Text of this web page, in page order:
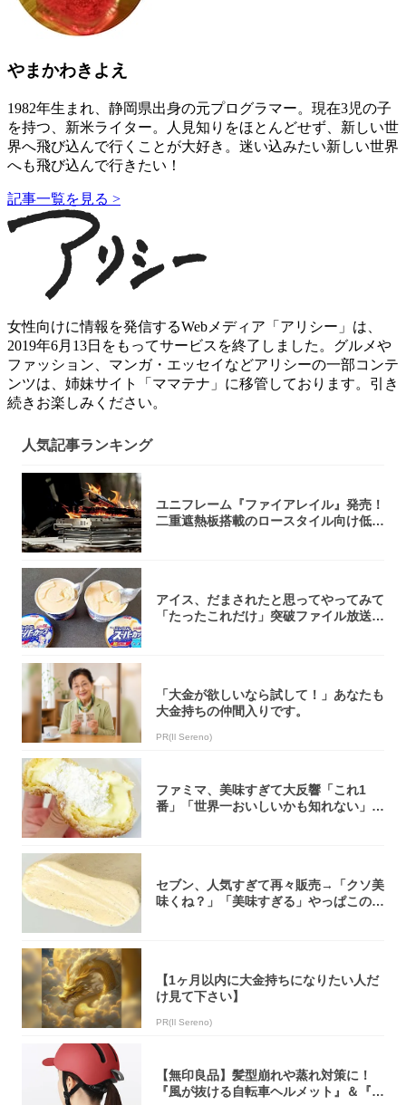
やまかわきよえ
1982年生まれ、静岡県出身の元プログラマー。現在3児の子
を持つ、新米ライター。人見知りをほとんどせず、新しい世
界へ飛び込んで行くことが大好き。迷い込みたい新しい世界
へも飛び込んで行きたい！
記事一覧を見る >
女性向けに情報を発信するWebメディア「アリシー」は、
2019年6月13日をもってサービスを終了しました。グルメや
ファッション、マンガ・エッセイなどアリシーの一部コンテ
ンツは、姉妹サイト「ママテナ」に移管しております。引き
続きお楽しみください。
人気記事ランキング
ユニフレーム『ファイアレイル』発売！
二重遮熱板搭載のロースタイル向け低型
アイス、だまされたと思ってやってみて
「たったこれだけ」突破ファイル放送で
「大金が欲しいなら試して！」あなたも
大金持ちの仲間入りです。
PR(Il Sereno)
ファミマ、美味すぎて大反響「これ1
番」「世界一おいしいかも知れない」
セブン、人気すぎて再々販売→「クソ美
味くね？」「美味すぎる」やっぱこのク
【1ヶ月以内に大金持ちになりたい人だ
け見て下さい】
PR(Il Sereno)
【無印良品】髪型崩れや蒸れ対策に！
『風が抜ける自転車ヘルメット』＆『2